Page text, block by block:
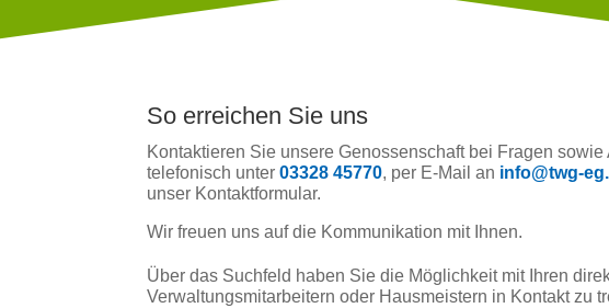
So erreichen Sie uns
Kontaktieren Sie unsere Genossenschaft bei Fragen
telefonisch unter03328 45770, per E-Mail an info@twg-
unser Kontaktformular.
Wir freuen uns auf die Kommunikation mit Ihnen.
Über das Suchfeld haben Sie die Möglichkeit mit Ihren
Verwaltungsmitarbeitern oder Hausmeistern in Kontakt zu